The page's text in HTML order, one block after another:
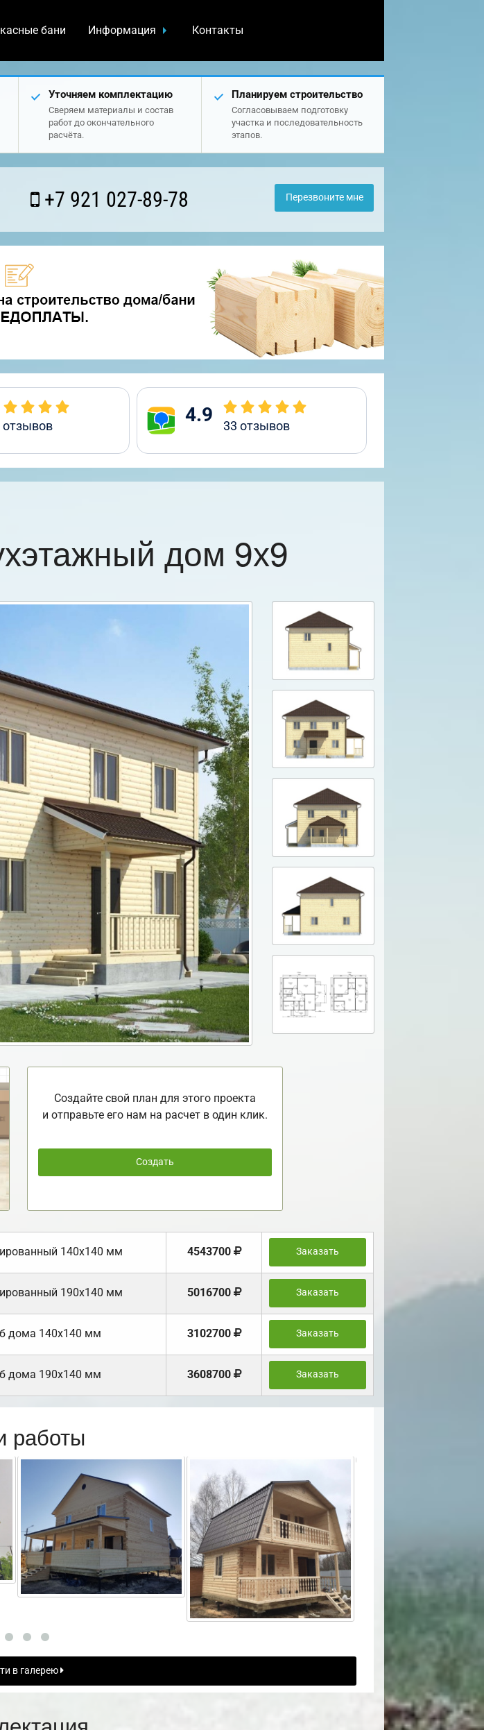
бани Информация Контакты
Уточняем комплектацию
Сверяем материалы и состав
работ до окончательного
расчёта.
Планируем строительство
Согласовываем подготовку
участка и последовательность
этапов.
+7 921 027-89-78 Перезвоните мне
отзывов 4.9 33 отзывов
дом 9х9
Создайте свой план для этого проекта
и отправьте его нам на расчет в один клик.
Создать
140х140 мм 4543700 Заказать
190х140 мм 5016700 Заказать
дома 140х140 мм 3102700 Заказать
дома 190х140 мм 3608700 Заказать
работы
в галерею